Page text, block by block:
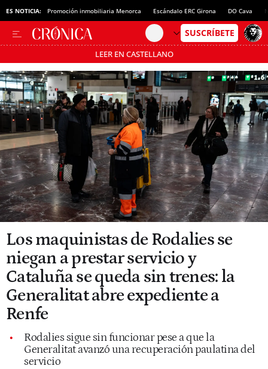
ES NOTICIA: Promoción inmobiliaria Menorca Escándalo ERC Girona DO Cava
LEER EN CASTELLANO
Pásate al MODO AHORRO
Los maquinistas de Rodalies se
niegan a prestar servicio y
Cataluña se queda sin trenes: la
Generalitat abre expediente a
Renfe
Rodalies sigue sin funcionar pese a que la
Generalitat avanzó una recuperación paulatina del
servicio